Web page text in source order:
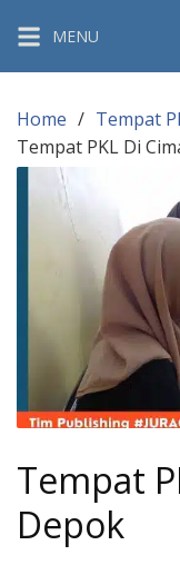
content
MENU
Home
Tempat
Tempat PKL Di
Tempat
Depok